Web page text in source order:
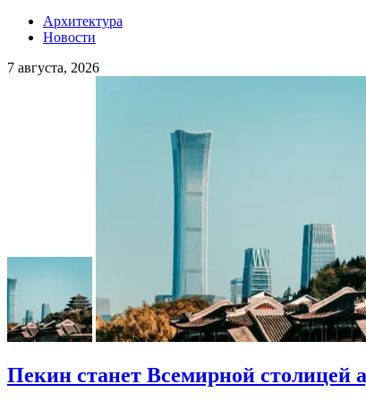
Архитектура
Новости
7 августа, 2026
Пекин станет Всемирной столицей